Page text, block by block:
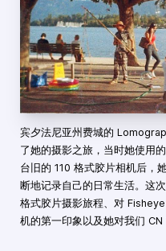
宾夕法尼亚州费城的
了她的摄影之旅，当时她使用
台旧的 110 格式胶片相机后，
断地记录自己的日常生活。这
格式胶片摄影旅程、对
机的第一印象以及她对我们 CN